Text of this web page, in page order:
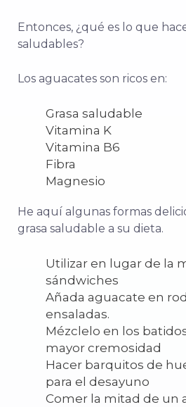
Entonces, ¿qué es lo que
saludables?
Los aguacates son ricos en:
Grasa saludable
Vitamina K
Vitamina B6
Fibra
Magnesio
He aquí algunas formas
grasa saludable a su dieta.
Utilizar en lugar de la
sándwiches
Añada aguacate en
ensaladas.
Mézclelo en los
mayor cremosidad
Hacer barquitos de
para el desayuno
Comer la mitad de un